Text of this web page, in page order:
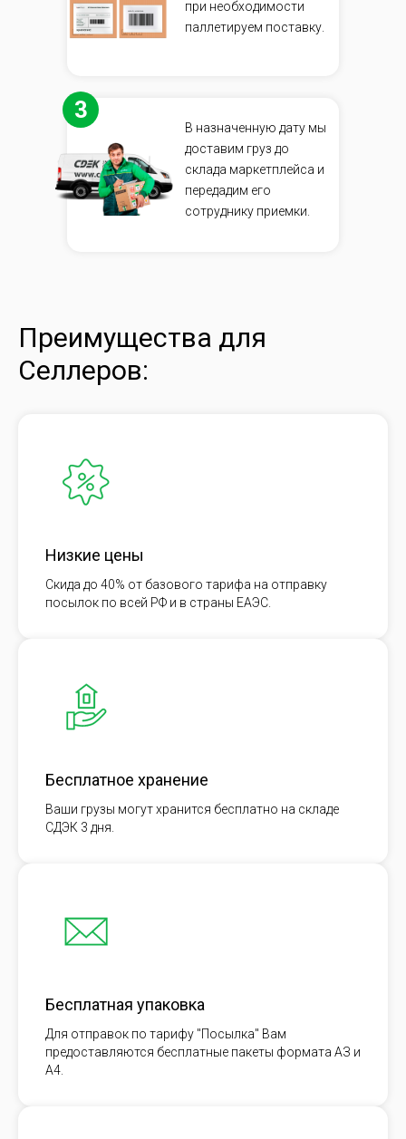
3
В назначенную дату мы
доставим груз до
склада маркетплейса и
передадим его
сотруднику приемки.
при необходимости
паллетируем поставку.
Преимущества для
Селлеров:
Низкие цены
Скида до 40% от базового тарифа на отправку
посылок по всей РФ и в страны ЕАЭС.
Бесплатное хранение
Ваши грузы могут хранится бесплатно на складе
СДЭК 3 дня.
Бесплатная упаковка
Для отправок по тарифу "Посылка" Вам
предоставляются бесплатные пакеты формата АЗ и
А4.